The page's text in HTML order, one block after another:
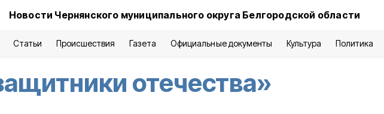
Новости Чернянского муниципального округа Белгородской области
Статьи Происшествия Газета Официальные документы Культура Политика
отечества»